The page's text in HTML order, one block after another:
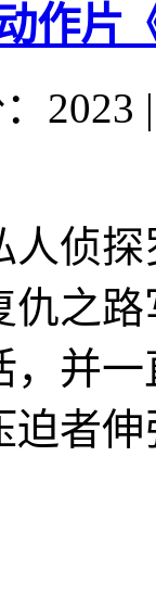
作片
2023 |
探
仇之
，并
迫者